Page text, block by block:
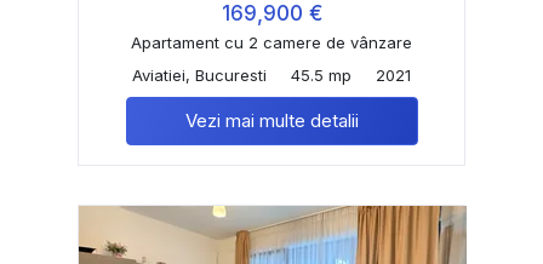
169,900 €
Apartament cu 2 camere de vânzare
Aviatiei, Bucuresti
45.5 mp 2021
Vezi mai multe detalii